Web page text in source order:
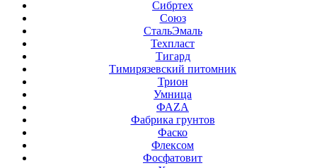
Сибртех
Союз
СтальЭмаль
Техпласт
Тигард
Тимирязевский питомник
Трион
Умница
ФАZА
Фабрика грунтов
Фаско
Флексом
Фосфатовит